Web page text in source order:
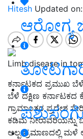
ಆರೋಗ್ಯ
Hitesh Updated
Limb disease in
ಕರ್ನಾಟಕದ ಪ್ರಮುಖ
ಬೆಳೆ ದಕ್ಷಿಣ
ಗ್ರಾಮಾಂತರ ಪ್ರದೇಶ
ಕಡಿಮೆ ನೀರಾವರಿಯನ್ನು
ಅಲ್ಪ ಪ್ರಮಾಣದಲ್ಲಿ ಮಳೆ